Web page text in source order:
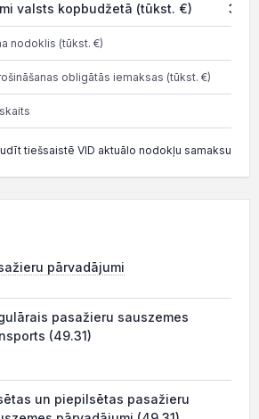
valsts kopbudžetā (tūkst. €) 3
nodoklis (tūkst. €)
obligātās iemaksas (tūkst. €)
tiešsaistē VID aktuālo nodokļu samaksu
pārvadājumi
pasažieru sauszemes
(49.31)
un piepilsētas pasažieru